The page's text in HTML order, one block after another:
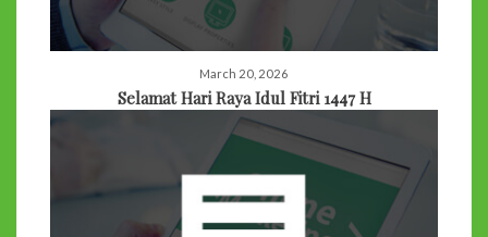
March 20, 2026
Selamat Hari Raya Idul Fitri 1447 H